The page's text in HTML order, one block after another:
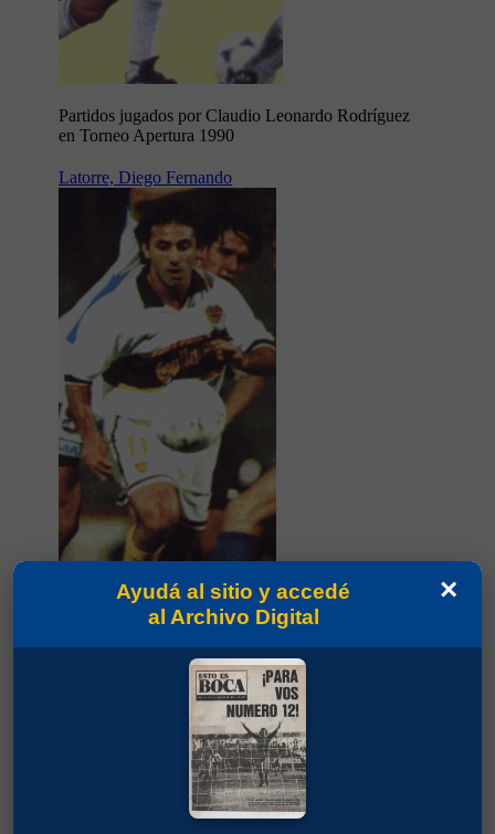
Partidos jugados por Claudio Leonardo Rodríguez
en Torneo Apertura 1990
Latorre, Diego Fernando
Partidos jugados por Diego Fernando Latorre en
Torneo Apertura 1990
Batistuta, Gabriel Omar
×
Ayudá al sitio y accedé
al Archivo Digital